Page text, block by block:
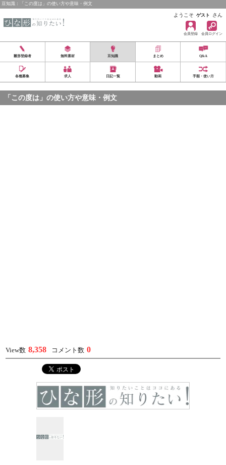
豆知識：「この度は」の使い方や意味・例文
ようこそ ゲスト さん
会員登録 会員ログイン
雛形登録者 無料素材 豆知識 まとめ Q&A
各種募集 求人 日記一覧 動画 手順・使い方
「この度は」の使い方や意味・例文
View数 8,358 コメント数 0